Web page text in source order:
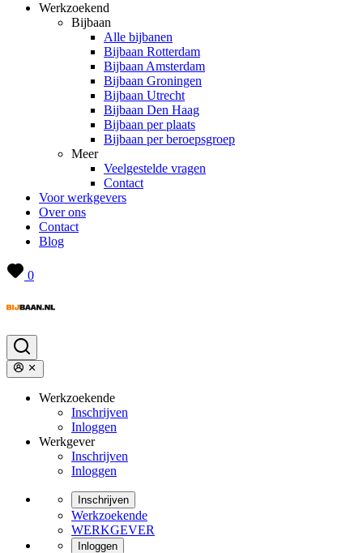
Werkzoekend
Bijbaan
Alle bijbanen
Bijbaan Rotterdam
Bijbaan Amsterdam
Bijbaan Groningen
Bijbaan Utrecht
Bijbaan Den Haag
Bijbaan per plaats
Bijbaan per beroepsgroep
Meer
Veelgestelde vragen
Contact
Voor werkgevers
Over ons
Contact
Blog
0
Werkzoekende
Inschrijven
Inloggen
Werkgever
Inschrijven
Inloggen
Inschrijven
Werkzoekende
WERKGEVER
Inloggen